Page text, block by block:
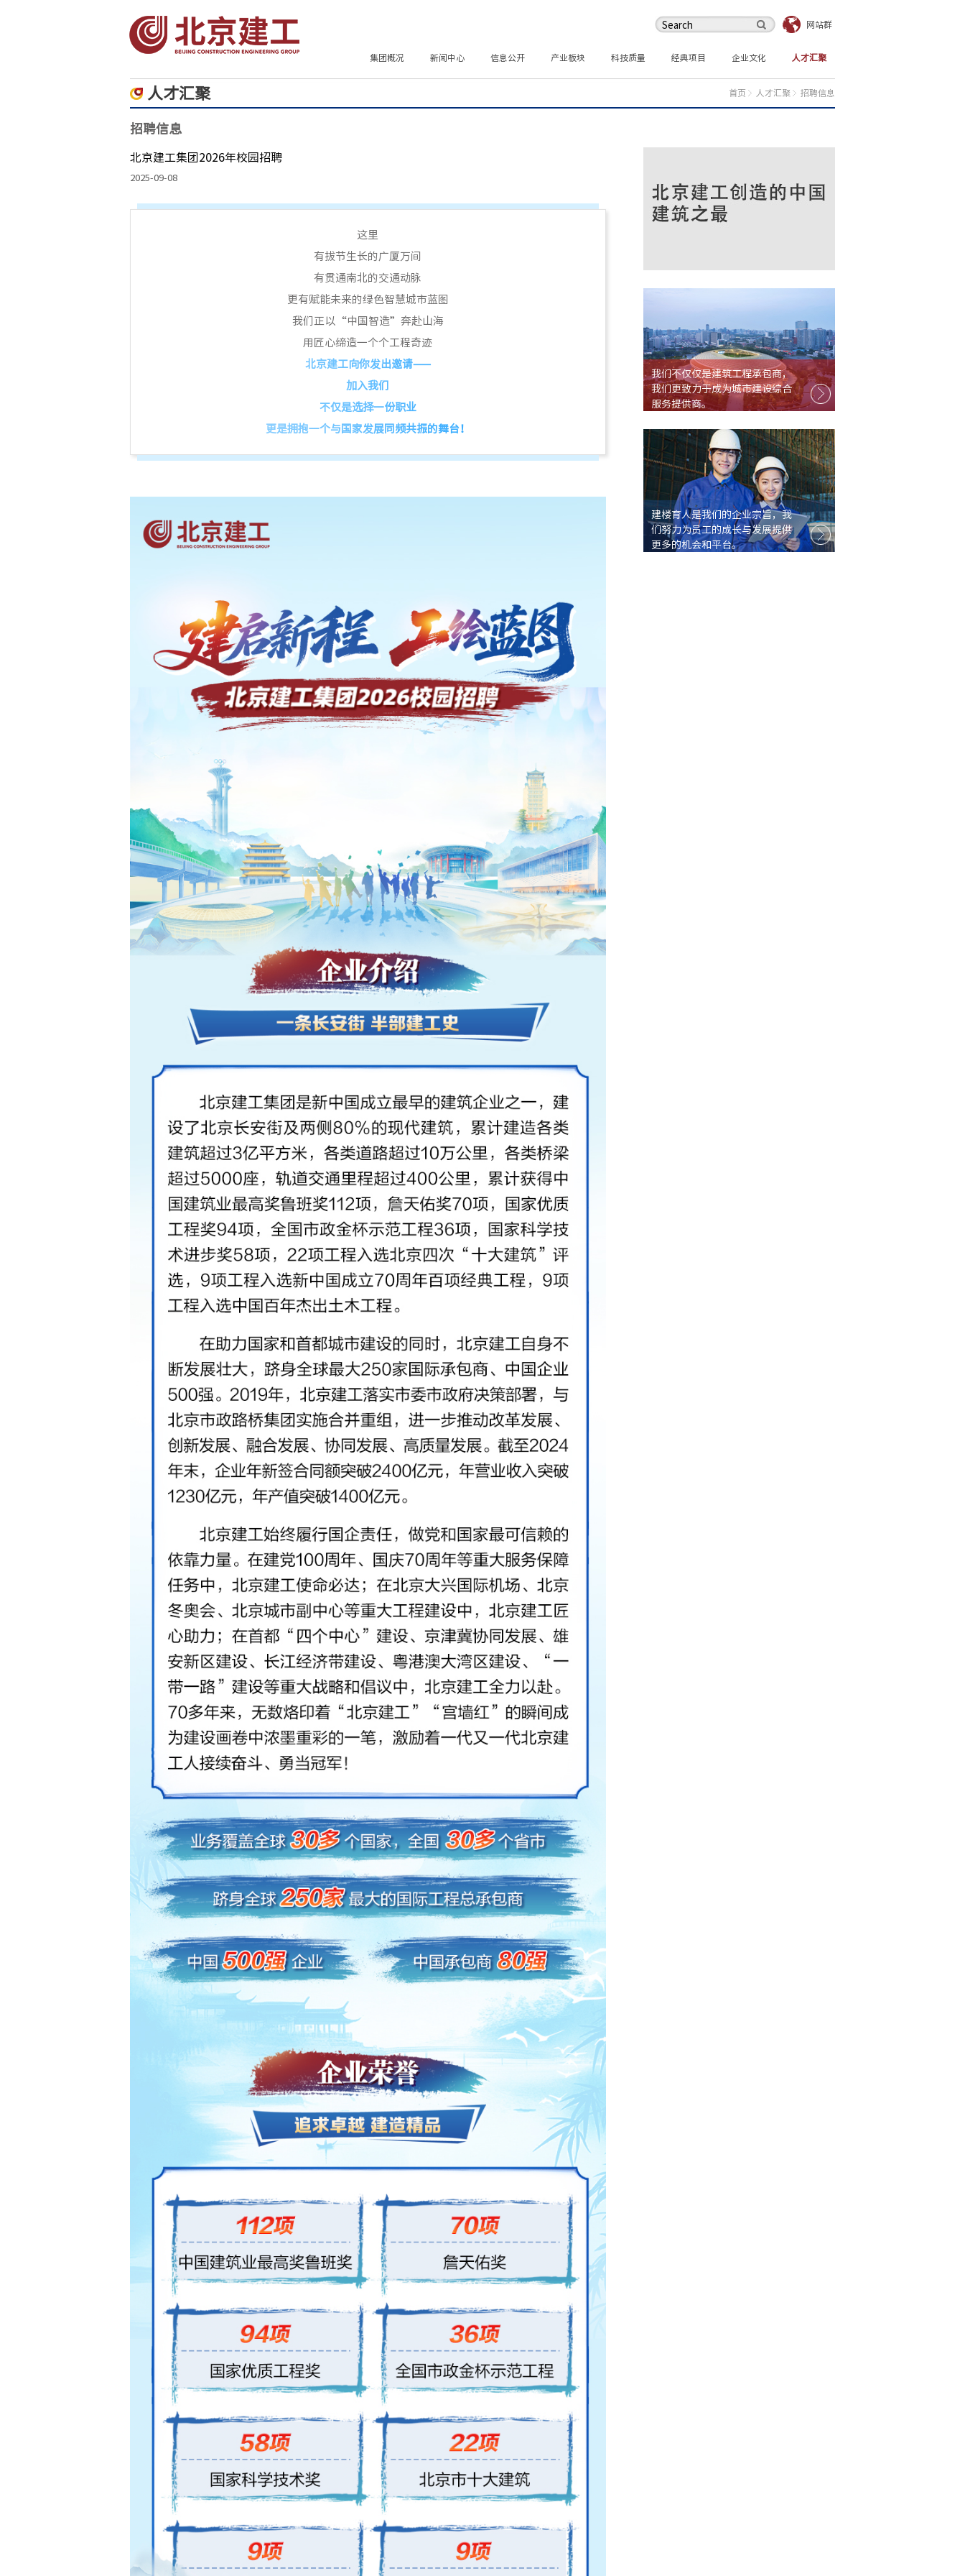
网站群
集团概况 新闻中心 信息公开 产业板块 科技质量 经典项目 企业文化 人才汇聚
人才汇聚 首页 人才汇聚 招聘信息
招聘信息
北京建工集团2026年校园招聘
2025-09-08
这里
有拔节生长的广厦万间
有贯通南北的交通动脉
更有赋能未来的绿色智慧城市蓝图
我们正以“中国智造”奔赴山海
用匠心缔造一个个工程奇迹
北京建工向你发出邀请——
加入我们
不仅是选择一份职业
更是拥抱一个与国家发展同频共振的舞台！
我们不仅仅是建筑工程承包商，
我们更致力于成为城市建设综合
服务提供商。
建楼育人是我们的企业宗旨，我
们努力为员工的成长与发展提供
更多的机会和平台。